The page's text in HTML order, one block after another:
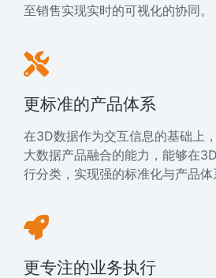
至销售实现实时的可视化的协同。
更标准的产品体系
在3D数据作为交互信息的基础上
大数据产品融合的能力，能够在
行分类，实现强的标准化与产品体
更专注的业务执行